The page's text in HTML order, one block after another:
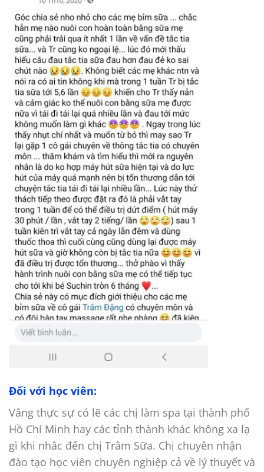
Đối với học viên:
Vâng thực sự có lẽ các chị làm spa tại thành phố
Hồ Chí Minh hay các tỉnh thành khác không xa lạ
gì khi nhắc đến chị Trâm Sữa. Chị chuyên nhận
đào tạo học viên chuyên nghiệp cả về lý thuyết và